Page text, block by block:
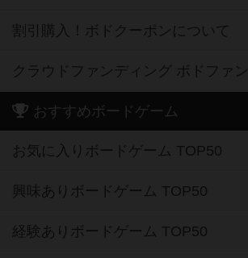
割引購入！ボドクーポンについて
クラウドファンディング ボドファン
おすすめボードゲーム
お気に入りボードゲーム TOP50
興味ありボードゲーム TOP50
経験ありボードゲーム TOP50